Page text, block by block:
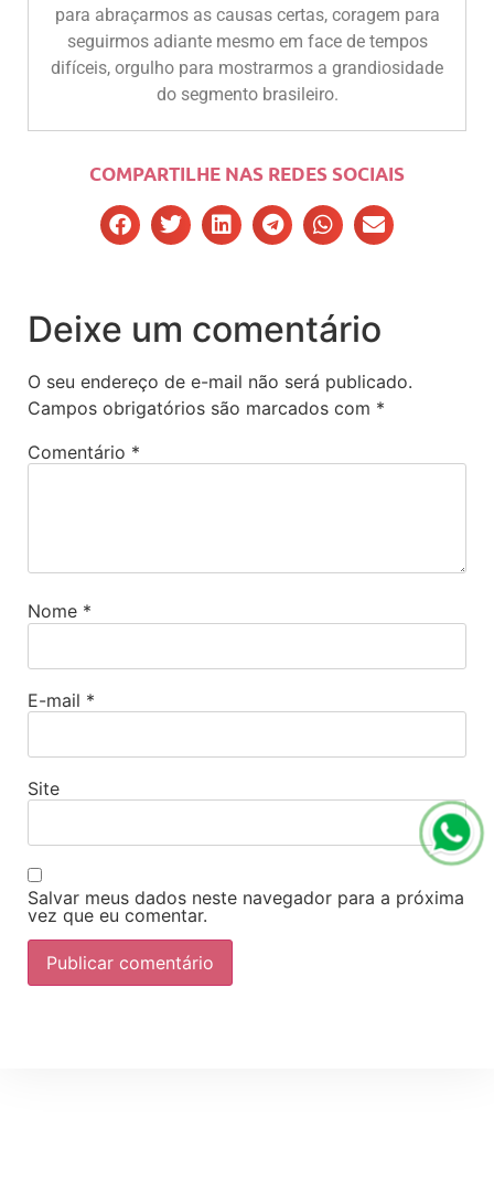
para abraçarmos as causas certas, coragem para
seguirmos adiante mesmo em face de tempos
difíceis, orgulho para mostrarmos a grandiosidade
do segmento brasileiro.
COMPARTILHE NAS REDES SOCIAIS
Deixe um comentário
O seu endereço de e-mail não será publicado.
Campos obrigatórios são marcados com *
Comentário *
Nome *
E-mail *
Site
Salvar meus dados neste navegador para a próxima
vez que eu comentar.